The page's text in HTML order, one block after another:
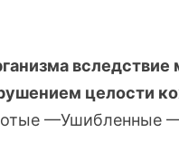
вследствие
целости
—Ушибленные